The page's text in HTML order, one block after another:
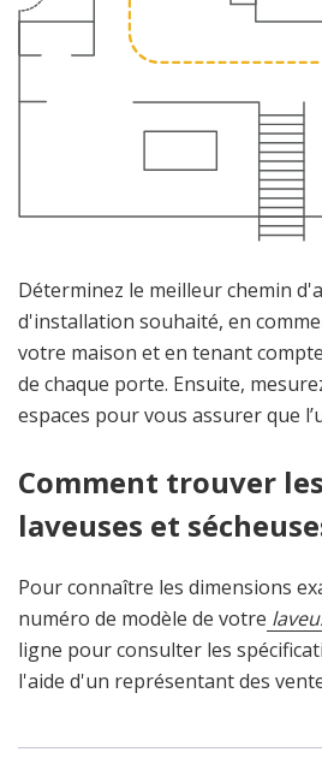
Déterminez le meilleur chemin
d'installation souhaité, en
votre maison et en tenant
de chaque porte. Ensuite,
espaces pour vous assurer que
Comment trouver
laveuses et
Pour connaître les dimensions
numéro de modèle de votre
ligne pour consulter les
l'aide d'un représentant des